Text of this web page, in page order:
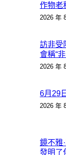
作物老
2026 年
訪非受
會稱“
2026 年
6月29
2026 年
鏡不雅
發明了